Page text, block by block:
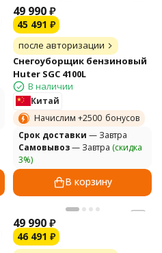
49 990₽
45 491 ₽
после авторизации
Снегоуборщик бензиновый
Huter SGC 4100L
В наличии
Китай
Начислим +2500 бонусов
Cрок доставки — Завтра
Самовывоз— Завтра (скидка
3%)
В корзину
49 990₽
46 491 ₽